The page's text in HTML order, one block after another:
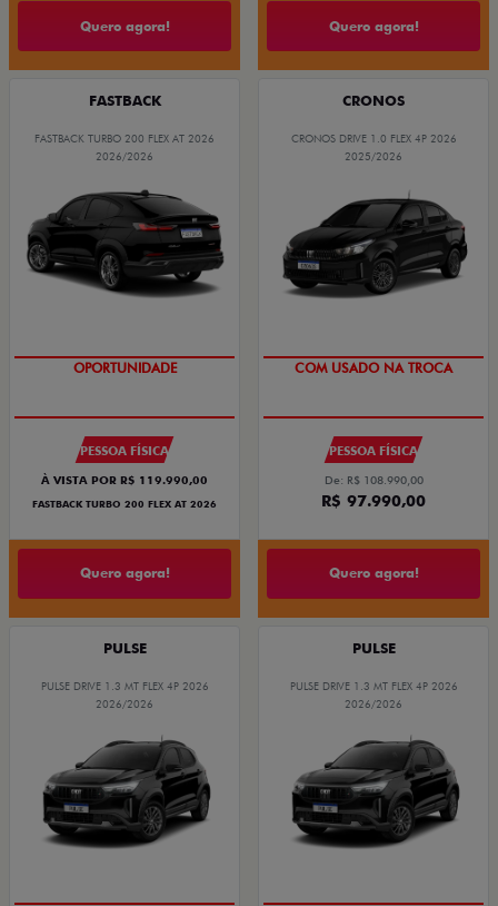
Quero agora! Quero agora!
FASTBACK
FASTBACK TURBO 200 FLEX AT 2026
2026/2026
OPORTUNIDADE
PESSOA FÍSICA
À VISTA POR R$ 119.990,00
FASTBACK TURBO 200 FLEX AT 2026
Quero agora!
CRONOS
CRONOS DRIVE 1.0 FLEX 4P 2026
2025/2026
SUPER DESCONTO
PESSOA FÍSICA
De: R$ 108.990,00
R$ 97.990,00
Quero agora!
PULSE
PULSE DRIVE 1.3 MT FLEX 4P 2026
2026/2026
PULSE
PULSE DRIVE 1.3 MT FLEX 4P 2026
2026/2026